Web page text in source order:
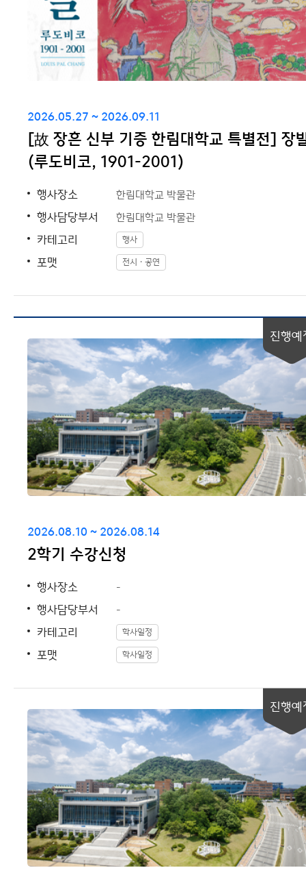
2026.05.27 ~ 2026.09.11
[故 장흔 신부 기증 한림대학교 특별전] 장
(루도비코, 1901-2001)
행사장소 한림대학교 박물관
행사담당부서 한림대학교 박물관
카테고리 행사
포맷 전시ㆍ공연
진행예
2026.08.10 ~ 2026.08.14
2학기 수강신청
행사장소 -
행사담당부서 -
카테고리 학사일정
포맷 학사일정
진행예